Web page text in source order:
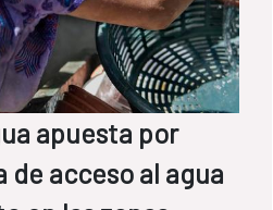
apuesta por
de acceso al agua